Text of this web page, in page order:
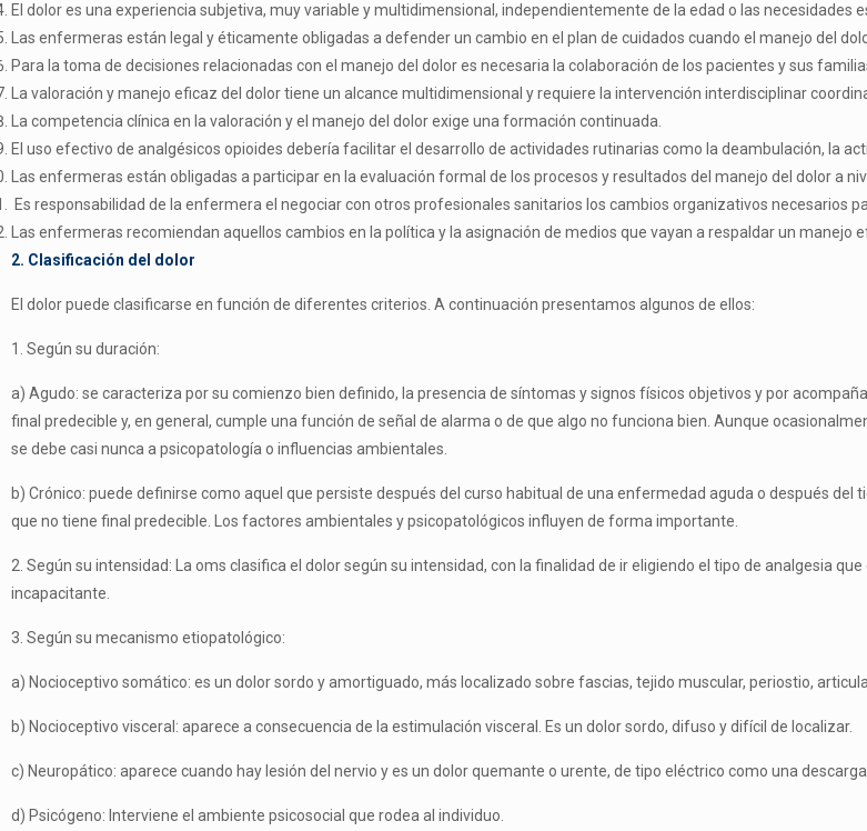
El dolor es una experiencia subjetiva, muy variable y multidimensional, in­dependientemente de la edad o las necesidades
Las enfermeras están legal y éticamente obligadas a defender un cambio en el plan de cuidados cuando el manejo del
Para la toma de decisiones relacionadas con el manejo del dolor es necesaria la colaboración de los pacientes y sus
La valoración y manejo eficaz del dolor tiene un alcance multidimensional y requiere la intervención interdisciplinar
La competencia clínica en la valoración y el manejo del dolor exige una formación continuada.
El uso efectivo de analgésicos opioides debería facilitar el desarrollo de ac­tividades rutinarias como la deambulación, la
Las enfermeras están obligadas a participar en la evaluación formal de los procesos y resultados del manejo del dolor a
Es responsabilidad de la enfermera el negociar con otros profesionales sani­tarios los cambios organizativos necesarios
Las enfermeras recomiendan aquellos cambios en la política y la asignación de medios que vayan a respaldar un manejo
2. Clasificación del dolor
El dolor puede clasificarse en función de diferentes criterios. A continuación pre­sentamos algunos de ellos:
1. Según su duración:
a) Agudo: se caracteriza por su comienzo bien definido, la presencia de sín­tomas y signos físicos objetivos y por
final predecible y, en general, cumple una función de señal de alarma o de que algo no funciona bien. Aunque
se debe casi nunca a psicopatología o influencias ambientales.
b) Crónico: puede definirse como aquel que persiste después del curso ha­bitual de una enfermedad aguda o después del
que no tiene final predecible. Los factores ambientales y psicopatológicos influyen de forma importante.
2. Según su intensidad: La oms clasifica el dolor según su intensidad, con la finalidad de ir eligiendo el tipo de analgesia
incapacitante.
3. Según su mecanismo etiopatológico:
a) Nocioceptivo somático: es un dolor sordo y amortiguado, más localizado sobre fascias, tejido muscular, periostio,
b) Nocioceptivo visceral: aparece a consecuencia de la estimulación visce­ral. Es un dolor sordo, difuso y difícil de localizar.
c) Neuropático: aparece cuando hay lesión del nervio y es un dolor queman­te o urente, de tipo eléctrico como una descarga.
d) Psicógeno: Interviene el ambiente psicosocial que rodea al individuo.